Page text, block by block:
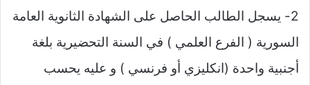
2- يسجل الطالب الحاصل على الشهادة الثانوية العامة
السورية ( الفرع العلمي ) في السنة التحضيرية بلغة
أجنبية واحدة (انكليزي أو فرنسي ) و عليه يحسب